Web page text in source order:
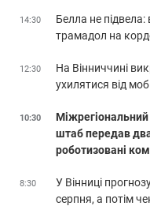
14:30
Белла не підвела:
трамадол на
12:30
На Вінниччині
ухилятися від
10:30
штаб передав
роботизовані
8:30
У Вінниці
серпня, а потім